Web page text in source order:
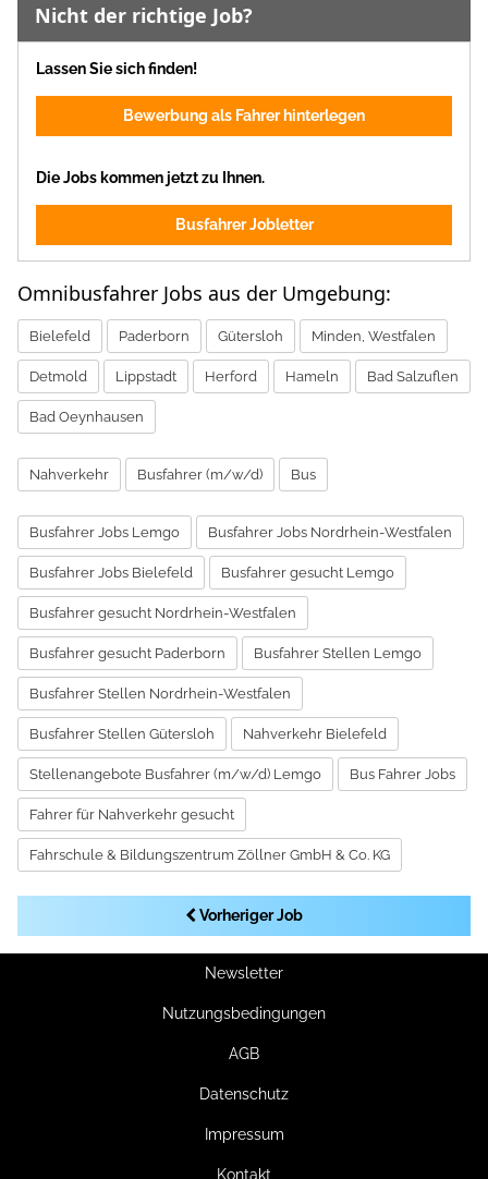
Nicht der richtige Job?
Lassen Sie sich finden!
Bewerbung als Fahrer hinterlegen
Die Jobs kommen jetzt zu Ihnen.
Busfahrer Jobletter
Omnibusfahrer Jobs aus der Umgebung:
Bielefeld Paderborn Gütersloh Minden, Westfalen
Detmold Lippstadt Herford Hameln Bad Salzuflen
Bad Oeynhausen
Nahverkehr Busfahrer (m/w/d) Bus
Busfahrer Jobs Lemgo Busfahrer Jobs Nordrhein-Westfalen
Busfahrer Jobs Bielefeld Busfahrer gesucht Lemgo
Busfahrer gesucht Nordrhein-Westfalen
Busfahrer gesucht Paderborn Busfahrer Stellen Lemgo
Busfahrer Stellen Nordrhein-Westfalen
Busfahrer Stellen Gütersloh Nahverkehr Bielefeld
Stellenangebote Busfahrer (m/w/d) Lemgo Bus Fahrer Jobs
Fahrer für Nahverkehr gesucht
Fahrschule & Bildungszentrum Zöllner GmbH & Co. KG
Vorheriger Job
Newsletter
Nutzungsbedingungen
AGB
Datenschutz
Impressum
Kontakt